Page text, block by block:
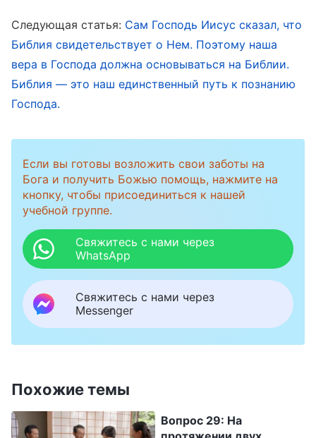
за взгляды прошлого и отвергаешь, либо
отрицаешь факт второго Божьего
воплощения, тогда ты останешься с
пустыми руками и ничего не обретешь, и в
виновным в противлении Богу. Те, кто
способен быть послушным истине и
подчиняется работе Божьей, будут
восприняты под имя второго воплощенного
Бога — Всемогущего. Они смогут принять
личное Божье водительство, обретая более
многочисленные и высокие истины, а также
настоящую человеческую жизнь. Они узрят
видение, никогда не виденное людьми
прошлого: „Я обратился, чтобы увидеть, чей
увидел семь золотых светильников и,
посреди семи светильников, подобного
Следующая статья: Сам Господь Иисус сказал, что
Библия свидетельствует о Нем. Поэтому наша
вера в Господа должна основываться на Библии.
Библия — это наш единственный путь к познанию
Господа.
Если вы готовы возложить свои заботы на
Бога и получить Божью помощь, нажмите на
кнопку, чтобы присоединиться к нашей
учебной группе.
Свяжитесь с нами через
WhatsApp
Свяжитесь с нами через
Messenger
Похожие темы
Вопрос 29: На